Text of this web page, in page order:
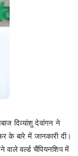
दिव्यांशु देवांगन ने
के बारे में जानकारी दी।
वर्ल्ड चैंपियनशिप में